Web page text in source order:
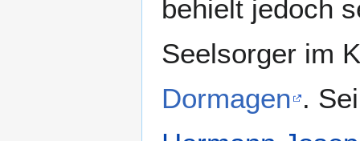
behielt jedoch
Seelsorger im
Dormagen .